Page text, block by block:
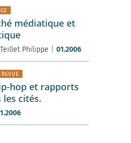
médiatique et
Teillet Philippe 01.2006
hop et rapports
les cités.